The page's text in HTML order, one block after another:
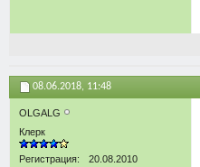
08.06.2018, 11:48
OLGALG
Клерк
Регистрация
20.08.2010